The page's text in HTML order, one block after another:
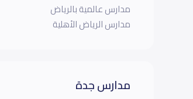
مدارس عالمية بالرياض
مدارس الرياض الأهلية
مدارس جدة